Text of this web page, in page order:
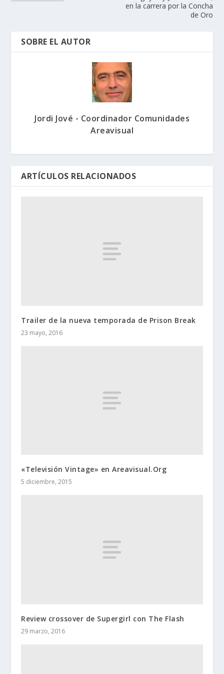
en la carrera por la Concha
de Oro
SOBRE EL AUTOR
Jordi Jové - Coordinador Comunidades
Areavisual
ARTÍCULOS RELACIONADOS
Trailer de la nueva temporada de Prison Break
23 mayo, 2016
«Televisión Vintage» en Areavisual.Org
5 diciembre, 2015
Review crossover de Supergirl con The Flash
29 marzo, 2016